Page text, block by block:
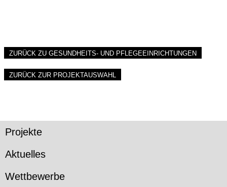
ZURÜCK ZU GESUNDHEITS- UND PFLEGEEINRICHTUNGEN
ZURÜCK ZUR PROJEKTAUSWAHL
Projekte
Aktuelles
Wettbewerbe